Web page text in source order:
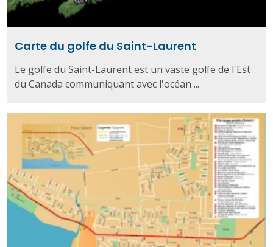
Carte du golfe du Saint-Laurent
Le golfe du Saint-Laurent est un vaste golfe de l'Est
du Canada communiquant avec l'océan ...